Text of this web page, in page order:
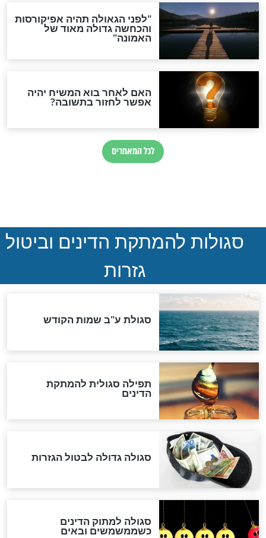
הללו אסור
הילדים
חדשות יהדות
הותר לפרסום: לוחמי מילואים
ההסכם החשאי של טראמפ
ואיראן: בלי שקיפות ועם הרבה
סימני שאלה
המסמך האבוד שנחשף
במרתפי מוסקבה: כתב היד
הנדיר של הרשב"ם התגלה
שורדת השואה שחוגגת 100:
"מודה לקב"ה על כל השנים"
לכל המאמרים